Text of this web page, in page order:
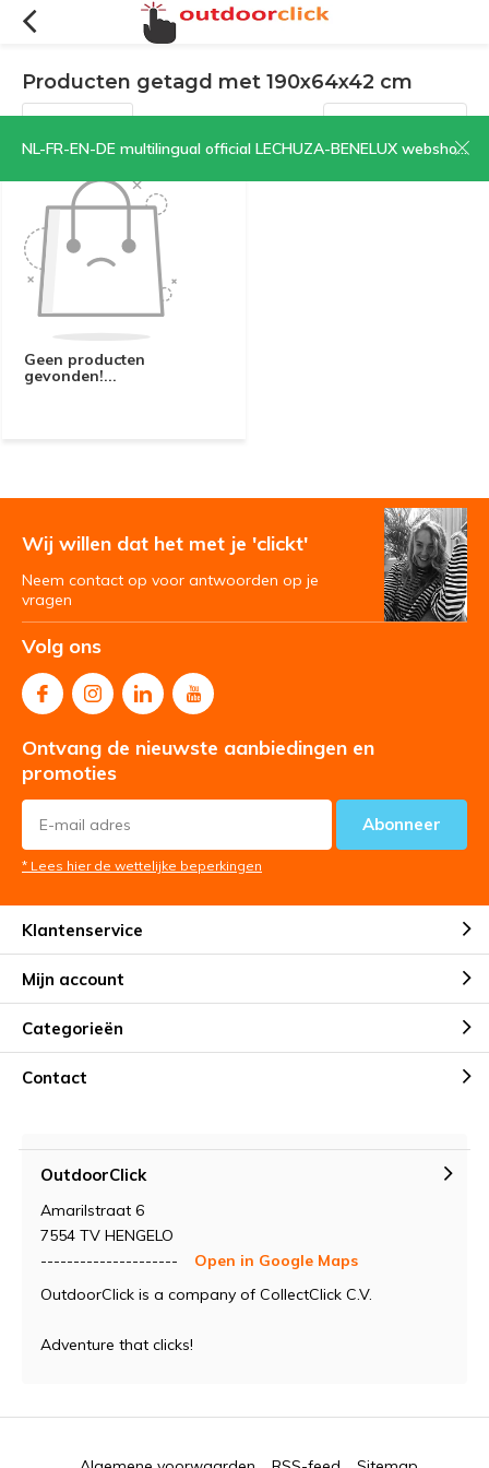
NL-FR-EN-DE multilingual official LECHUZA-BENELUX webshop | CLICK HERE NOW!
Producten getagd met 190x64x42 cm
Filters Sorteren op:
Geen producten
gevonden!...
Wij willen dat het met je 'clickt'
Neem contact op voor antwoorden op je
vragen
Volg ons
Ontvang de nieuwste aanbiedingen en
promoties
Abonneer
* Lees hier de wettelijke beperkingen
Klantenservice
Mijn account
Categorieën
Contact
OutdoorClick
Amarilstraat 6
7554 TV HENGELO
---------------------
Open in Google Maps
OutdoorClick is a company of CollectClick C.V.
Adventure that clicks!